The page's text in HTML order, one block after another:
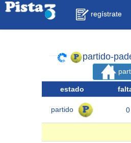
regístrate
partido-
estado
partido 0